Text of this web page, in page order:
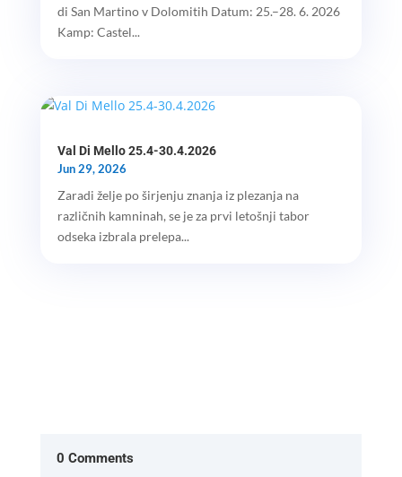
di San Martino v Dolomitih Datum: 25.–28. 6. 2026
Kamp: Castel...
Val Di Mello 25.4-30.4.2026
Jun 29, 2026
Zaradi želje po širjenju znanja iz plezanja na
različnih kamninah, se je za prvi letošnji tabor
odseka izbrala prelepa...
0 Comments